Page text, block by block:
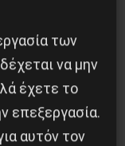
ΤΟΥ
ΣΤΟ
των
να μην
έχετε το
επεξεργασία.
αυτόν τον